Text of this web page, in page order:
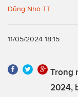
Dũng Nhỏ TT
11/05/2024 18:15
Trong
2024,